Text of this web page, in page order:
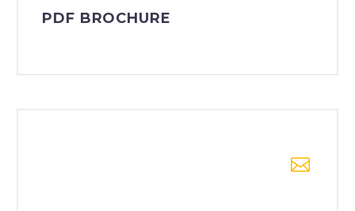
PDF BROCHURE